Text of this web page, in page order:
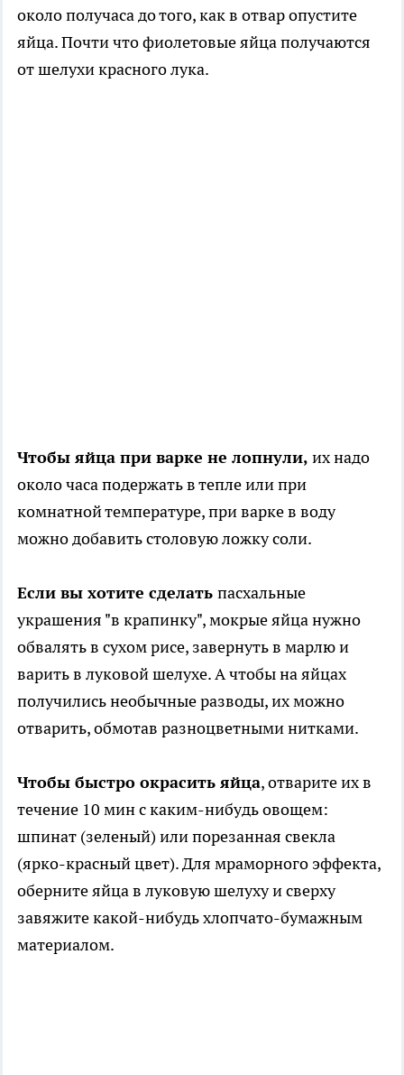
около получаса до того, как в отвар опустите
яйца. Почти что фиолетовые яйца получаются
от шелухи красного лука.
Чтобы яйца при варке не лопнули, их надо
около часа подержать в тепле или при
комнатной температуре, при варке в воду
можно добавить столовую ложку соли.
Если вы хотите сделать пасхальные
украшения "в крапинку", мокрые яйца нужно
обвалять в сухом рисе, завернуть в марлю и
варить в луковой шелухе. А чтобы на яйцах
получились необычные разводы, их можно
отварить, обмотав разноцветными нитками.
Чтобы быстро окрасить яйца, отварите их в
течение 10 мин с каким-нибудь овощем:
шпинат (зеленый) или порезанная свекла
(ярко-красный цвет). Для мраморного эффекта,
оберните яйца в луковую шелуху и сверху
завяжите какой-нибудь хлопчато-бумажным
материалом.